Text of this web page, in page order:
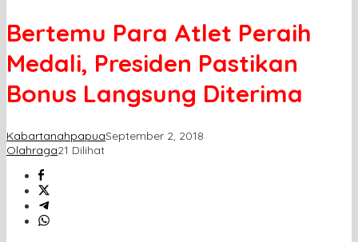
Bertemu Para Atlet Peraih
Medali, Presiden Pastikan
Bonus Langsung Diterima
KabartanahpapuaSeptember 2, 2018
Olahraga21 Dilihat